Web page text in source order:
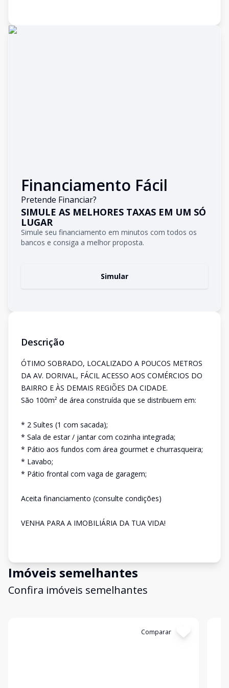
Financiamento Fácil
Pretende Financiar?
SIMULE AS MELHORES TAXAS EM UM SÓ
LUGAR
Simule seu financiamento em minutos com todos os
bancos e consiga a melhor proposta.
Simular
Descrição
ÓTIMO SOBRADO, LOCALIZADO A POUCOS METROS
DA AV. DORIVAL, FÁCIL ACESSO AOS COMÉRCIOS DO
BAIRRO E ÀS DEMAIS REGIÕES DA CIDADE.
São 100m² de área construída que se distribuem em:
* 2 Suítes (1 com sacada);
* Sala de estar / jantar com cozinha integrada;
* Pátio aos fundos com área gourmet e churrasqueira;
* Lavabo;
* Pátio frontal com vaga de garagem;
Aceita financiamento (consulte condições)
VENHA PARA A IMOBILIÁRIA DA TUA VIDA!
Imóveis semelhantes
Confira imóveis semelhantes
Comparar